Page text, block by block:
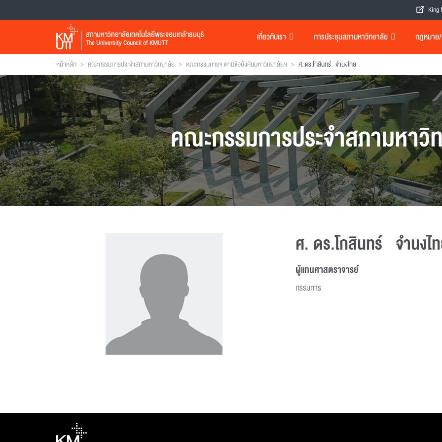
King
สภามหาวิทยาลัยเทคโนโลยีพระจอมเกล้าธนบุรี
The University Council of KMUTT เกี่ยวกับเรา การประชุมสภามหาวิทยาลัย กฎหมาย/
หน้าหลัก > คณะกรรมการประจำสภามหาวิทยาลัย > คณะกรรมการฯ ตามข้อบังคับมหาวิทยาลัยฯ > ศ. ดร.โกสินทร์ จำนงไทย
คณะกรรมการประจำสภามหา
ศ. ดร.โกสินทร์ จำนงไ
ผู้แทนศาสตราจารย์
กรรมการ